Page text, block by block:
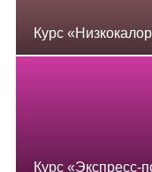
Курс
Курс «Экспресс-